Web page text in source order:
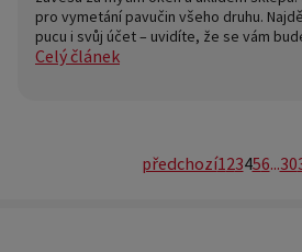
pro vymetání pavučin všeho druhu.
pucu i svůj účet – uvidíte, že se vám
Celý článek
předchozí1 23456...30